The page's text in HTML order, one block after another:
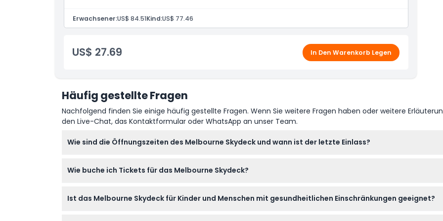
Melbourne Skydeck: Atemberaubende Skyline-Blicke vom 88. Stock, schnellste Aufzugsfahrt, The
Edge Glaswürfel-Abenteuer.
Erwachsener:US$ 84.51Kind:US$ 77.46
US$ 27.69 In Den Warenkorb Legen
Häufig gestellte Fragen
Nachfolgend finden Sie einige häufig gestellte Fragen. Wenn Sie weitere Fragen haben oder weitere
den Live-Chat, das Kontaktformular oder WhatsApp an unser Team.
Wie sind die Öffnungszeiten des Melbourne Skydeck und wann ist der letzte Einlass?
Öffnungszeiten von 12:00 bis 17:00 Uhr, der letzte Einlass um 16:30 Uhr (Änderungen vorbehalten – bitte
Wie buche ich Tickets für das Melbourne Skydeck?
Tickets sind auch am Besuchstag an der Kasse erhältlich.
Ist das Melbourne Skydeck für Kinder und Menschen mit gesundheitlichen Einschränkungen geeignet?